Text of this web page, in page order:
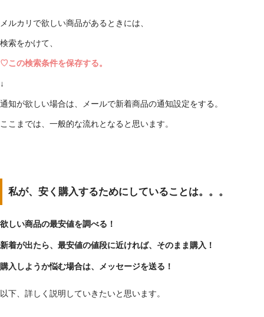
メルカリで欲しい商品があるときには、
検索をかけて、
♡この検索条件を保存する。
↓
通知が欲しい場合は、メールで新着商品の通知設定をする。
ここまでは、一般的な流れとなると思います。
私が、安く購入するためにしていることは。。。
欲しい商品の最安値を調べる！
新着が出たら、最安値の値段に近ければ、そのまま購入！
購入しようか悩む場合は、メッセージを送る！
以下、詳しく説明していきたいと思います。